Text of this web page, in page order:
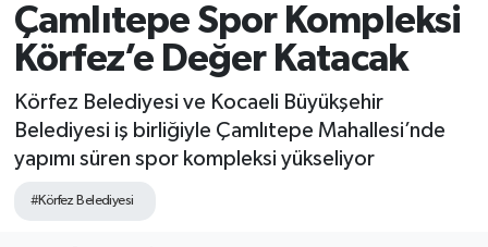
Çamlıtepe Spor Kompleksi
Körfez’e Değer Katacak
Körfez Belediyesi ve Kocaeli Büyükşehir
Belediyesi iş birliğiyle Çamlıtepe Mahallesi’nde
yapımı süren spor kompleksi yükseliyor
#Körfez Belediyesi
Kocaeli Namaz Vakitleri
Kocaeli Trafik Yoğunluk Haritası
Süper Lig Puan Durumu ve Fikstür